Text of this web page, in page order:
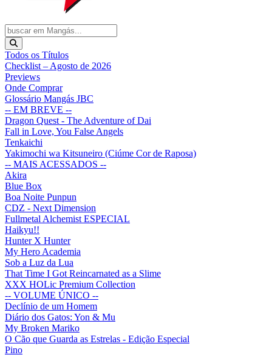
Todos os Títulos
Checklist – Agosto de 2026
Previews
Onde Comprar
Glossário Mangás JBC
-- EM BREVE --
Dragon Quest - The Adventure of Dai
Fall in Love, You False Angels
Tenkaichi
Yakimochi wa Kitsuneiro (Ciúme Cor de Raposa)
-- MAIS ACESSADOS --
Akira
Blue Box
Boa Noite Punpun
CDZ - Next Dimension
Fullmetal Alchemist ESPECIAL
Haikyu!!
Hunter X Hunter
My Hero Academia
Sob a Luz da Lua
That Time I Got Reincarnated as a Slime
XXX HOLic Premium Collection
-- VOLUME ÚNICO --
Declínio de um Homem
Diário dos Gatos: Yon & Mu
My Broken Mariko
O Cão que Guarda as Estrelas - Edição Especial
Pino